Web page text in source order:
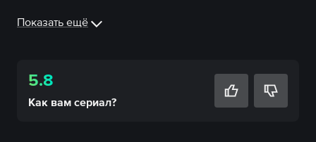
Показать ещё
5.8
Как вам сериал?